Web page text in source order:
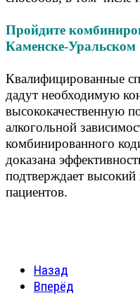
Пройдите
Каменске-Уральском
Квалифицированные
дадут необходимую
высококачественную
алкогольной
комбинированного
доказана
подтверждает
пациентов.
Назад
Вперёд